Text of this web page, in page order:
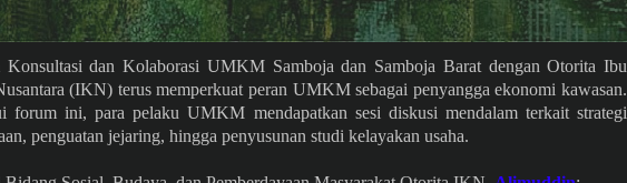
Konsultasi dan Kolaborasi UMKM Samboja dan Samboja Barat dengan Otorita Ibu
(IKN) terus memperkuat peran UMKM sebagai penyangga ekonomi kawasan.
forum ini, para pelaku UMKM mendapatkan sesi diskusi mendalam terkait strategi
penguatan jejaring, hingga penyusunan studi kelayakan usaha.